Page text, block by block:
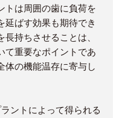
トは周囲の歯に負荷を
延ばす効果も期待でき
持ちさせることは、
て重要なポイントであ
体の機能温存に寄与し
ントによって得られる